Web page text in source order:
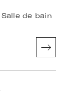
Salle de bain